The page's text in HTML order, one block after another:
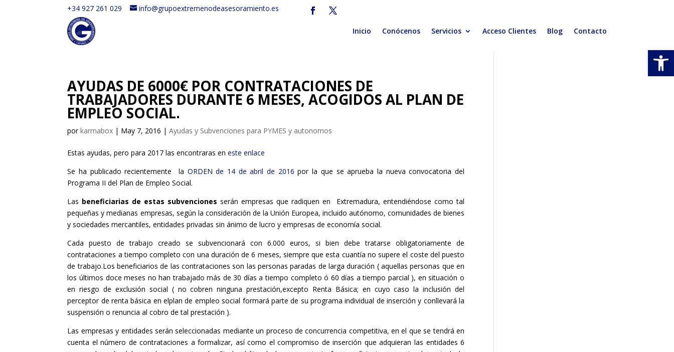
+34 927 261 029 info@grupoextremenodeasesoramiento.es
Inicio Conócenos Servicios Acceso Clientes Blog Contacto
AYUDAS DE 6000€ POR CONTRATACIONES DE
TRABAJADORES DURANTE 6 MESES, ACOGIDOS AL PLAN DE
EMPLEO SOCIAL.
porkarmabox | May 7, 2016 |Ayudas y Subvenciones para PYMES y autonomos
Estas ayudas, pero para 2017 las encontraras eneste enlace
Se ha publicado recientemente la ORDEN de 14 de abril de 2016 por la que se aprueba la nueva convocatoria del
Programa II del Plan de Empleo Social.
Las beneficiarias de estas subvenciones serán empresas que radiquen en Extremadura, entendiéndose como tal
pequeñas y medianas empresas, según la consideración de la Unión Europea, incluido autónomo, comunidades de bienes
y sociedades mercantiles, entidades privadas sin ánimo de lucro y empresas de economía social.
Cada puesto de trabajo creado se subvencionará con 6.000 euros, si bien debe tratarse obligatoriamente de
contrataciones a tiempo completo con una duración de 6 meses, siempre que esta cuantía no supere el coste del puesto
de trabajo.Los beneficiarios de las contrataciones son las personas paradas de larga duración ( aquellas personas que en
los últimos doce meses no han trabajado más de 30 días a tiempo completo ó 60 días a tiempo parcial ), en situación o
en riesgo de exclusión social ( no cobren ninguna prestación,excepto Renta Básica; en cuyo caso la inclusión del
perceptor de renta básica en elplan de empleo social formará parte de su programa individual de inserción y conllevará la
suspensión o renuncia al cobro de tal prestación ).
Las empresas y entidades serán seleccionadas mediante un proceso de concurrencia competitiva, en el que se tendrá en
cuenta el número de contrataciones a formalizar, así como el compromiso de inserción que adquieran las entidades 6